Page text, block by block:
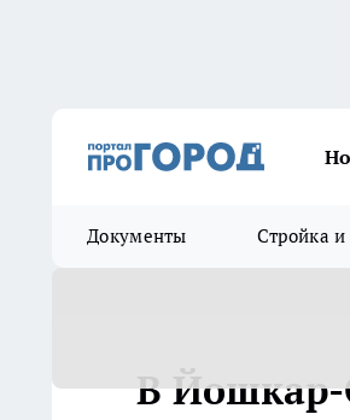
Документы Стройка
В Йошкар-